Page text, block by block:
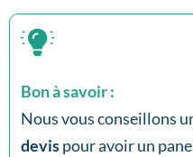
Bon à savoir :
Nous vous conseillons
devispour avoir un